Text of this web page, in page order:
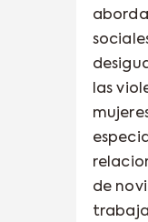
las
de